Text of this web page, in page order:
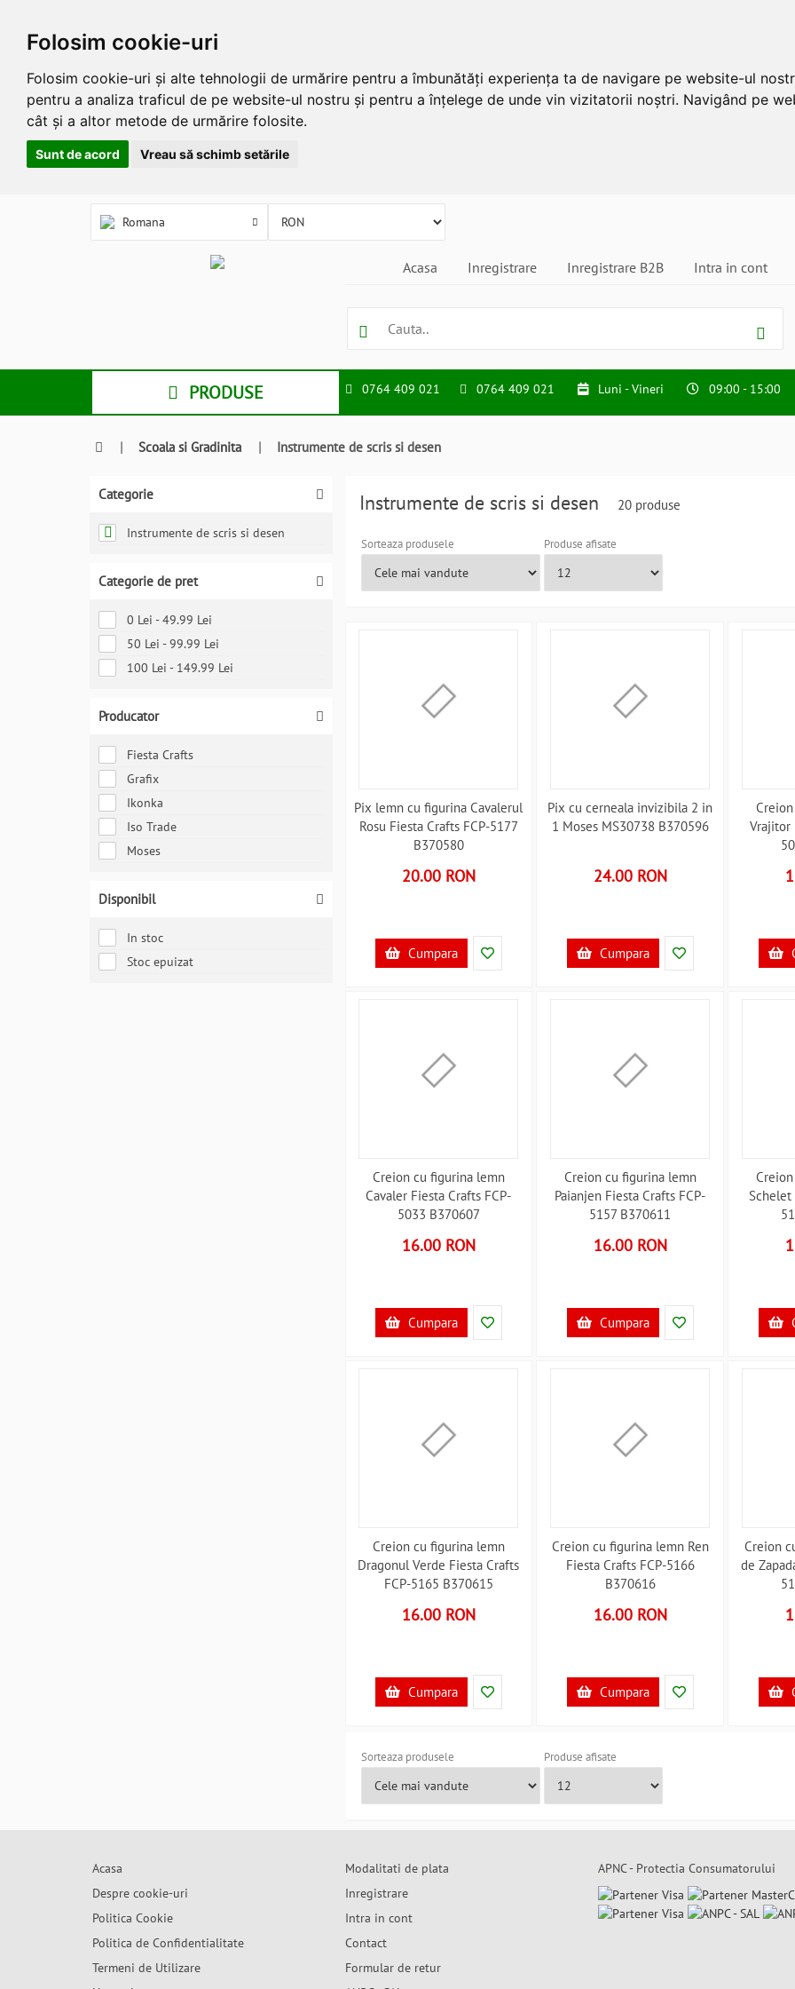
Folosim cookie-uri
Folosim cookie-uri și alte tehnologii de urmărire pentru a îmbunătăți experiența ta de navigare pe website-ul
pentru a analiza traficul de pe website-ul nostru și pentru a înțelege de unde vin vizitatorii noștri. Navigând pe
cât și a altor metode de urmărire folosite.
Sunt de acord Vreau să schimb setările
Romana
Acasa Inregistrare Inregistrare B2B Intra in cont
PRODUSE 0764 409 021 0764 409 021 Luni - Vineri 09:00 - 15:00
| Scoala si Gradinita | Instrumente de scris si desen
Categorie
Instrumente de scris si desen
Categorie de pret
0 Lei - 49.99 Lei
50 Lei - 99.99 Lei
100 Lei - 149.99 Lei
Producator
Fiesta Crafts
Grafix
Ikonka
Iso Trade
Moses
Disponibil
In stoc
Stoc epuizat
Instrumente de scris si desen 20 produse
Sorteaza produsele Produse afisate
Pix lemn cu figurina Cavalerul
Rosu Fiesta Crafts FCP-5177
B370580
20.00 RON
Cumpara
Pix cu cerneala invizibila 2 in
1 Moses MS30738 B370596
24.00 RON
Cumpara
Vrajitor
Creion cu figurina lemn
Cavaler Fiesta Crafts FCP-
5033 B370607
16.00 RON
Cumpara
Creion cu figurina lemn
Paianjen Fiesta Crafts FCP-
5157 B370611
16.00 RON
Cumpara
Schelet
Creion cu figurina lemn
Dragonul Verde Fiesta Crafts
FCP-5165 B370615
16.00 RON
Cumpara
Creion cu figurina lemn Ren
Fiesta Crafts FCP-5166
B370616
16.00 RON
Cumpara
Creion
de
Sorteaza produsele Produse afisate
Acasa
Despre cookie-uri
Politica Cookie
Politica de Confidentialitate
Termeni de Utilizare
Modalitati de plata
Inregistrare
Intra in cont
Contact
Formular de retur
APNC - Protectia Consumatorului